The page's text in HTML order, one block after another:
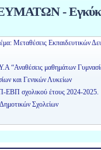
-
Μεταθέσεις Εκπαιδευτικών
“Αναθέσεις μαθημάτων
και Γενικών Λυκείων
ΕΒΠ σχολικού έτους 2024-2025.
Σχολείων